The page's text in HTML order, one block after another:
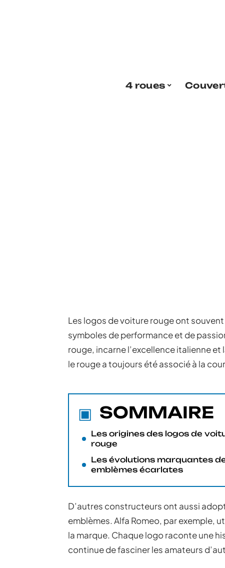
4 roues
Les logos de voiture rouge ont
symboles de performance et de
rouge, incarne l’excellence italienne et
le rouge a toujours été associé à la
SOMMAIRE
Les origines des logos de
rouge
Les évolutions marquantes
emblèmes écarlates
D’autres constructeurs ont aussi
emblèmes. Alfa Romeo, par exemple,
la marque. Chaque logo raconte une
continue de fasciner les amateurs